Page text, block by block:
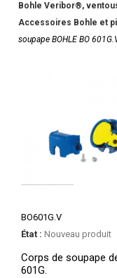
Bohle Veribor®,
Accessoires Bohle et
soupape BOHLE BO
BO601G.V
État : Nouveau produit
Corps de soupape
601G.